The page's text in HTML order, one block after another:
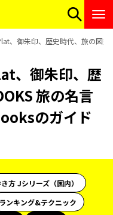
、御朱印、歴史時代、旅の図
、御朱印、歴
旅の名言
のガイド
方 Jシリーズ（国内）
ランキング&テクニック